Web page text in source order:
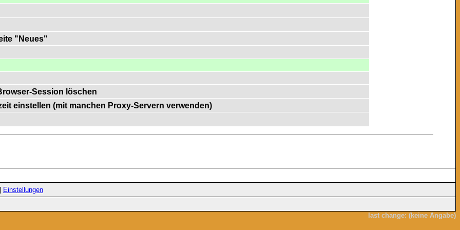
"Neues"
Session löschen
einstellen (mit manchen Proxy-Servern verwenden)
Einstellungen
last change: (keine Angabe)